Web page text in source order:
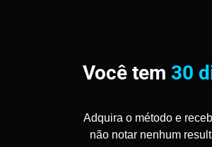
Você tem 30
Adquira o método e
não notar nenhum